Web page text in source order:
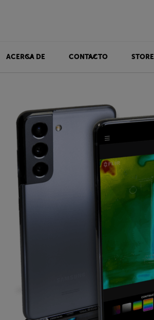
ACERCA DE CONTACTO STORE